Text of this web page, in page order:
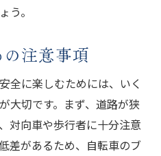
う。
注意事項
全に楽しむためには、いく
大切です。まず、道路が狭
対向車や歩行者に十分注意
差があるため、自転車のブ